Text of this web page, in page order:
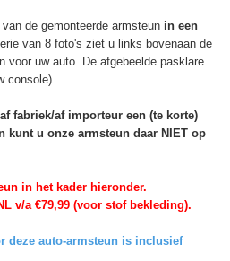
van de gemonteerde armsteun in een
van 8 foto's ziet u links bovenaan de
voor uw auto. De afgebeelde pasklare
console).
fabriek/af importeur een (te korte)
kunt u onze armsteun daar NIET op
in het kader hieronder.
v/a €79,99 (voor stof bekleding).
deze auto-armsteun is inclusief